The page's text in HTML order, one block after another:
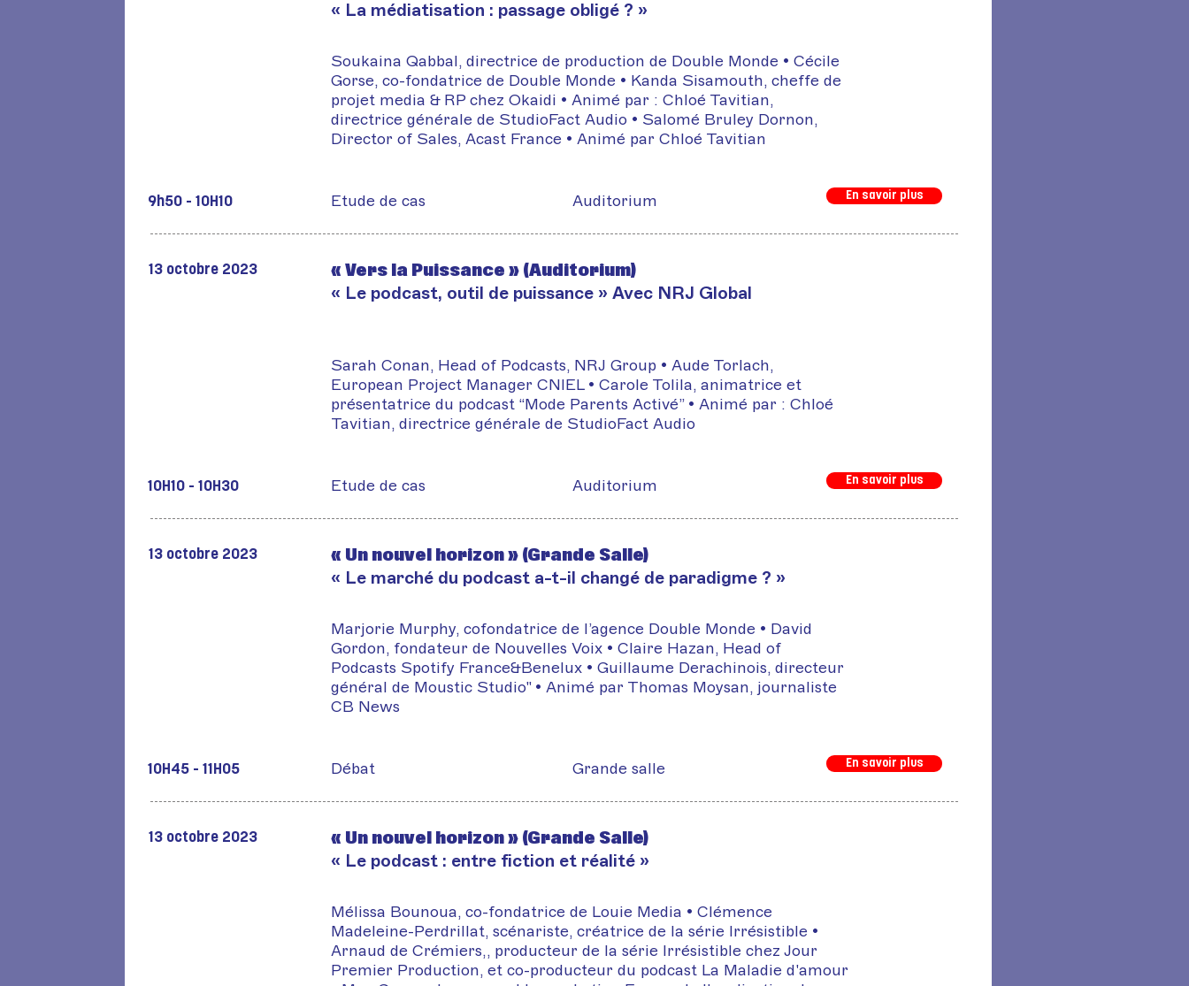
« La médiatisation : passage obligé ? »
Soukaina Qabbal, directrice de production de Double Monde • Cécile
Gorse, co-fondatrice de Double Monde • Kanda Sisamouth, cheffe de
projet media & RP chez Okaidi • Animé par : Chloé Tavitian,
directrice générale de StudioFact Audio • Salomé Bruley Dornon,
Director of Sales, Acast France • Animé par Chloé Tavitian
9h50 - 10H10 Etude de cas Auditorium En savoir plus
13 octobre 2023 « Vers la Puissance » (Auditorium)
« Le podcast, outil de puissance » Avec NRJ Global
Sarah Conan, Head of Podcasts, NRJ Group • Aude Torlach,
European Project Manager CNIEL • Carole Tolila, animatrice et
présentatrice du podcast “Mode Parents Activé” • Animé par : Chloé
Tavitian, directrice générale de StudioFact Audio
10H10 - 10H30 Etude de cas Auditorium En savoir plus
13 octobre 2023 « Un nouvel horizon » (Grande Salle)
« Le marché du podcast a-t-il changé de paradigme ? »
Marjorie Murphy, cofondatrice de l’agence Double Monde • David
Gordon, fondateur de Nouvelles Voix • Claire Hazan, Head of
Podcasts Spotify France&Benelux • Guillaume Derachinois, directeur
général de Moustic Studio" • Animé par Thomas Moysan, journaliste
CB News
10H45 - 11H05 Débat Grande salle En savoir plus
13 octobre 2023 « Un nouvel horizon » (Grande Salle)
« Le podcast : entre fiction et réalité »
Mélissa Bounoua, co-fondatrice de Louie Media • Clémence
Madeleine-Perdrillat, scénariste, créatrice de la série Irrésistible •
Arnaud de Crémiers,, producteur de la série Irrésistible chez Jour
Premier Production, et co-producteur du podcast La Maladie d'amour